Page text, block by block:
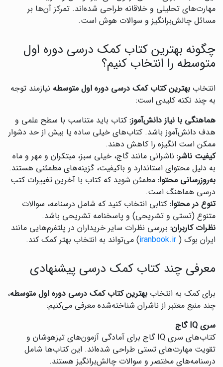
مهارت‌های تحلیلی و خلاقانه طراحی شده‌اند. تمرکز آن‌ها بر
مسائل چالش‌برانگیز و سوالات هوش است.
چگونه بهترین کتاب کمک درسی دوره اول
متوسطه را انتخاب کنیم؟
انتخاب بهترین کتاب کمک درسی دوره اول متوسطه نیازمند توجه
به چند نکته کلیدی است:
هماهنگی با نیاز دانش‌آموز: کتاب باید متناسب با سطح علمی و
هدف دانش‌آموز باشد. کتاب‌های خیلی ساده یا بیش از حد دشوار
ممکن است انگیزه را کاهش دهند.
کیفیت ناشر: ناشرانی مانند گاج، خیلی سبز، مبتکران و مهر و ماه
به دلیل محتوای استاندارد و باکیفیت، گزینه‌های مطمئنی هستند.
به‌روزرسانی محتوا: مطمئن شوید که کتاب با آخرین تغییرات کتب
درسی هماهنگ است.
تنوع در محتوا: کتابی انتخاب کنید که شامل درسنامه، سوالات
متنوع (تستی و تشریحی) و پاسخنامه تشریحی باشد.
نظرات کاربران: بررسی نظرات سایر خریداران در پلتفرم‌هایی مانند
ایران بوک ( iranbook.ir) می‌تواند به انتخاب بهتر کمک کند.
معرفی چند کتاب کمک درسی پیشنهادی
برای کمک به انتخاب بهترین کتاب کمک درسی دوره اول متوسطه،
چند منبع معتبر از ناشران شناخته‌شده معرفی می‌کنیم:
سری IQ گاج
کتاب‌های سری IQ گاج برای آمادگی آزمون‌های تیزهوشان و
تقویت مهارت‌های تستی طراحی شده‌اند. این کتاب‌ها شامل
درسنامه‌های مختصر و سوالات چالش‌برانگیز هستند.